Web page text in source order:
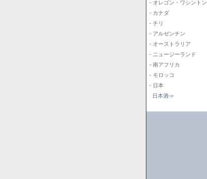
- オレゴン・ワシントン
- カナダ
- チリ
- アルゼンチン
- オーストラリア
- ニュージーランド
- 南アフリカ
- モロッコ
- 日本
日本酒->